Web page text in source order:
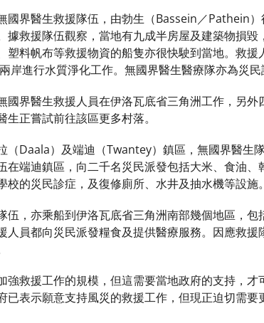
國界醫生救援隊伍，由勃生（Bassein／Pathein
據救援隊伍觀察，當地有九成半房屋及建築物損
塑料帆布等救援物資的船隻亦很快駛到當地。救
岸進行水質淨化工作。無國界醫生醫療隊亦為災
國界醫生救援人員在伊洛瓦底省三角洲工作，另
生正嘗試前往該區更多村落。
（Daala）及端迪（Twantey）鎮區，無國界醫生
在端迪鎮區，向二千名災民派發包括大米、食油
校的災民診症，及復修廁所、水井及抽水機等設施。
伍，亦乘船到伊洛瓦底省三角洲南部幾個地區，
人員都向災民派發糧食及提供醫療服務。因應救
強救援工作的規模，但這需要當地政府的支持，
已表示願意支持風災的救援工作，但現正迫切需